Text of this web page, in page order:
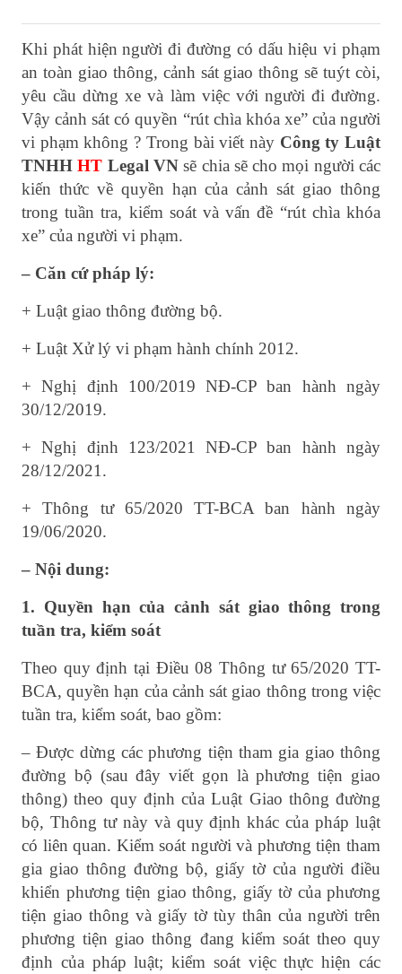
Khi phát hiện người đi đường có dấu hiệu vi phạm
an toàn giao thông, cảnh sát giao thông sẽ tuýt còi,
yêu cầu dừng xe và làm việc với người đi đường.
Vậy cảnh sát có quyền “rút chìa khóa xe” của người
vi phạm không ? Trong bài viết này Công ty Luật
TNHHHT Legal VNsẽ chia sẽ cho mọi người các
kiến thức về quyền hạn của cảnh sát giao thông
trong tuần tra, kiểm soát và vấn đề “rút chìa khóa
xe” của người vi phạm.
– Căn cứ pháp lý:
+ Luật giao thông đường bộ.
+ Luật Xử lý vi phạm hành chính 2012.
+ Nghị định 100/2019 NĐ-CP ban hành ngày
30/12/2019.
+ Nghị định 123/2021 NĐ-CP ban hành ngày
28/12/2021.
+ Thông tư 65/2020 TT-BCA ban hành ngày
19/06/2020.
– Nội dung:
1. Quyền hạn của cảnh sát giao thông trong
tuần tra, kiểm soát
Theo quy định tại Điều 08 Thông tư 65/2020 TT-
BCA, quyền hạn của cảnh sát giao thông trong việc
tuần tra, kiểm soát, bao gồm:
– Được dừng các phương tiện tham gia giao thông
đường bộ (sau đây viết gọn là phương tiện giao
thông) theo quy định của Luật Giao thông đường
bộ, Thông tư này và quy định khác của pháp luật
có liên quan. Kiểm soát người và phương tiện tham
gia giao thông đường bộ, giấy tờ của người điều
khiển phương tiện giao thông, giấy tờ của phương
tiện giao thông và giấy tờ tùy thân của người trên
phương tiện giao thông đang kiểm soát theo quy
định của pháp luật; kiểm soát việc thực hiện các